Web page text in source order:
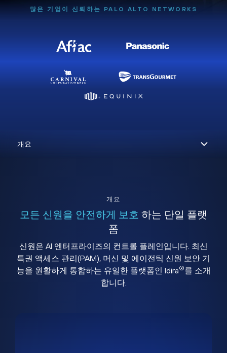
많은 기업이 신뢰하는 PALO ALTO NETWORKS
개요
모든 신원을 안전하게 보호 하는 단일 플랫
폼
신원은 AI 엔터프라이즈의 컨트롤 플레인입니다. 최신
특권 액세스 관리(PAM), 머신 및 에이전틱 신원 보안 기
능을 원활하게 통합하는 유일한 플랫폼인 Idira®를 소개
합니다.